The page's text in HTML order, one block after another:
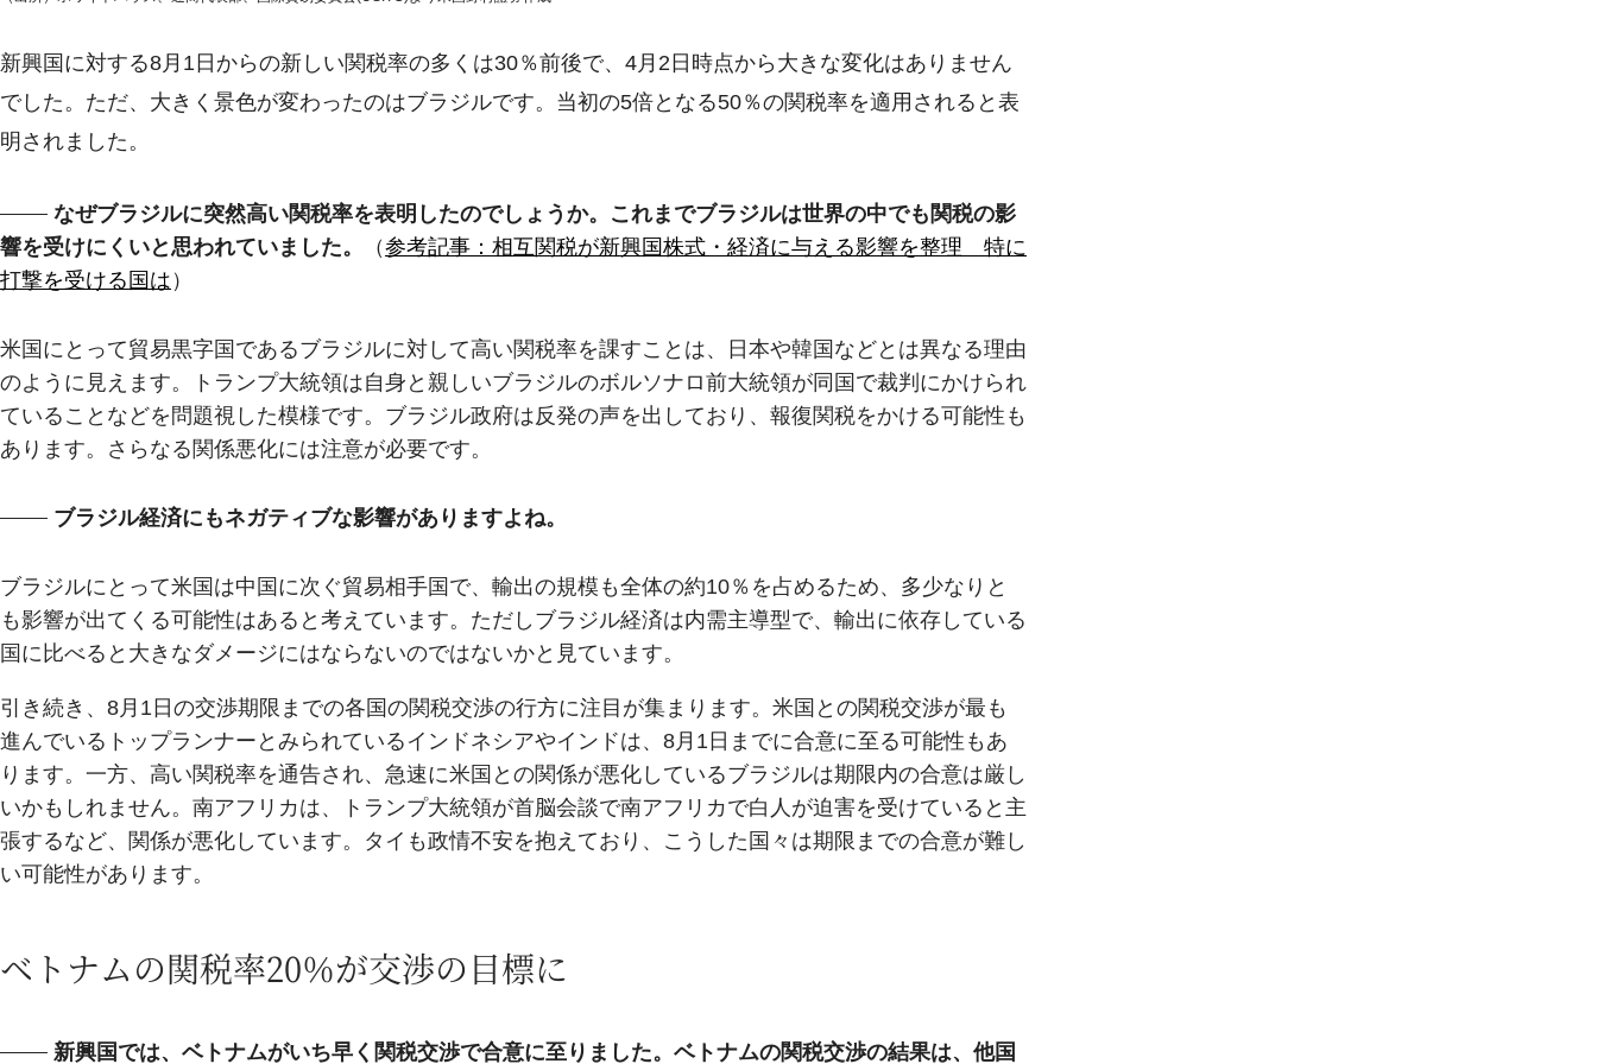
新興国に対する8月1日からの新しい関税率の多くは30％前後で、4月2日時点から大きな変化はありません
でした。ただ、大きく景色が変わったのはブラジルです。当初の5倍となる50％の関税率を適用されると表
明されました。
なぜブラジルに突然高い関税率を表明したのでしょうか。これまでブラジルは世界の中でも関税の影
響を受けにくいと思われていました。
（参考記事：相互関税が新興国株式・経済に与える影響を整理 特に
打撃を受ける国は ）
米国にとって貿易黒字国であるブラジルに対して高い関税率を課すことは、日本や韓国などとは異なる理由
のように見えます。トランプ大統領は自身と親しいブラジルのボルソナロ前大統領が同国で裁判にかけられ
ていることなどを問題視した模様です。ブラジル政府は反発の声を出しており、報復関税をかける可能性も
あります。さらなる関係悪化には注意が必要です。
ブラジル経済にもネガティブな影響がありますよね。
ブラジルにとって米国は中国に次ぐ貿易相手国で、輸出の規模も全体の約10％を占めるため、多少なりと
も影響が出てくる可能性はあると考えています。ただしブラジル経済は内需主導型で、輸出に依存している
国に比べると大きなダメージにはならないのではないかと見ています。
引き続き、8月1日の交渉期限までの各国の関税交渉の行方に注目が集まります。米国との関税交渉が最も
進んでいるトップランナーとみられているインドネシアやインドは、8月1日までに合意に至る可能性もあ
ります。一方、高い関税率を通告され、急速に米国との関係が悪化しているブラジルは期限内の合意は厳し
いかもしれません。南アフリカは、トランプ大統領が首脳会談で南アフリカで白人が迫害を受けていると主
張するなど、関係が悪化しています。タイも政情不安を抱えており、こうした国々は期限までの合意が難し
い可能性があります。
ベトナムの関税率20％が交渉の目標に
新興国では、ベトナムがいち早く関税交渉で合意に至りました。ベトナムの関税交渉の結果は、他国